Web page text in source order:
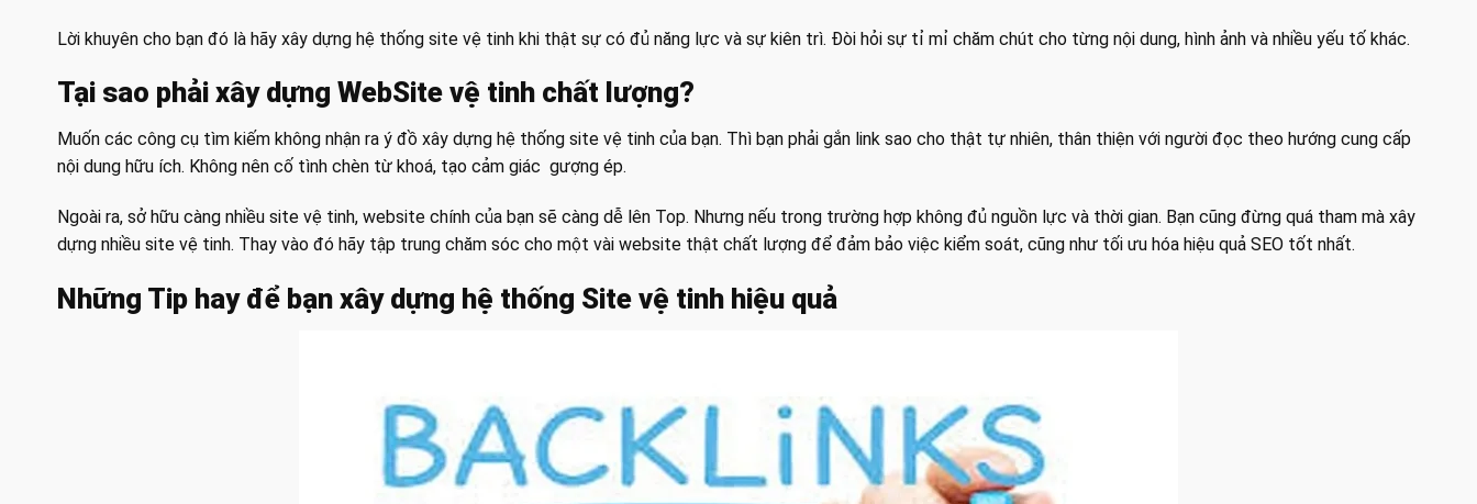
Lời khuyên cho bạn đó là hãy xây dựng hệ thống site vệ tinh khi thật sự có đủ năng lực và sự kiên trì. Đòi hỏi sự tỉ mỉ chăm chút cho từng nội dung, hình ảnh và nhiều yếu tố khác.
Tại sao phải xây dựng WebSite vệ tinh chất lượng?
Muốn các công cụ tìm kiếm không nhận ra ý đồ xây dựng hệ thống site vệ tinh của bạn. Thì bạn phải gắn link sao cho thật tự nhiên, thân thiện với người đọc theo hướng cung cấp
nội dung hữu ích. Không nên cố tình chèn từ khoá, tạo cảm giác gượng ép.
Ngoài ra, sở hữu càng nhiều site vệ tinh, website chính của bạn sẽ càng dễ lên Top. Nhưng nếu trong trường hợp không đủ nguồn lực và thời gian. Bạn cũng đừng quá tham mà xây
dựng nhiều site vệ tinh. Thay vào đó hãy tập trung chăm sóc cho một vài website thật chất lượng để đảm bảo việc kiểm soát, cũng như tối ưu hóa hiệu quả SEO tốt nhất.
Những Tip hay để bạn xây dựng hệ thống Site vệ tinh hiệu quả